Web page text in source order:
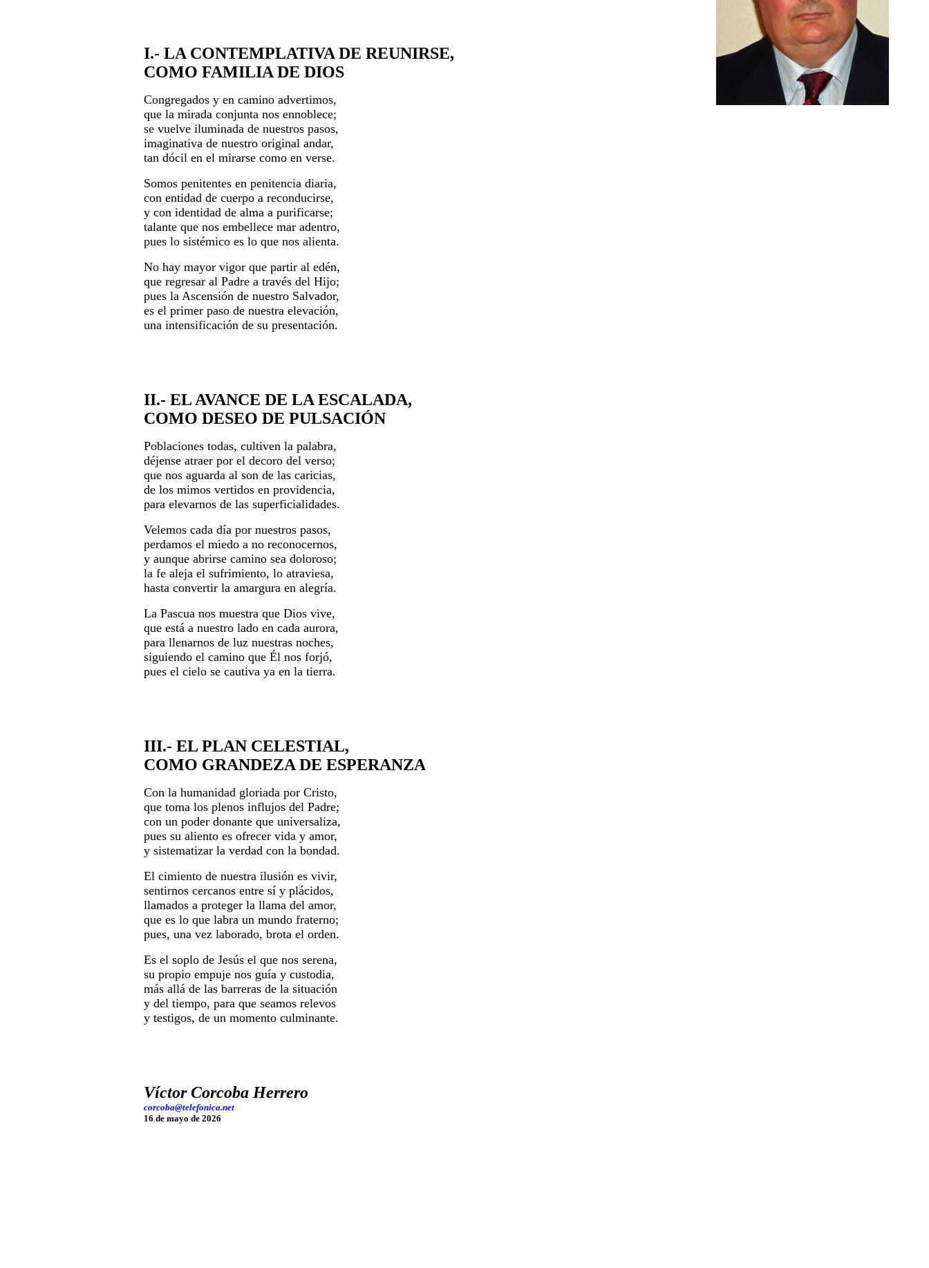
I.- LA CONTEMPLATIVA DE REUNIRSE,
COMO FAMILIA DE DIOS
Congregados y en camino advertimos,
que la mirada conjunta nos ennoblece;
se vuelve iluminada de nuestros pasos,
imaginativa de nuestro original andar,
tan dócil en el mirarse como en verse.
Somos penitentes en penitencia diaria,
con entidad de cuerpo a reconducirse,
y con identidad de alma a purificarse;
talante que nos embellece mar adentro,
pues lo sistémico es lo que nos alienta.
No hay mayor vigor que partir al edén,
que regresar al Padre a través del Hijo;
pues la Ascensión de nuestro Salvador,
es el primer paso de nuestra elevación,
una intensificación de su presentación.
II.- EL AVANCE DE LA ESCALADA,
COMO DESEO DE PULSACIÓN
Poblaciones todas, cultiven la palabra,
déjense atraer por el decoro del verso;
que nos aguarda al son de las caricias,
de los mimos vertidos en providencia,
para elevarnos de las superficialidades.
Velemos cada día por nuestros pasos,
perdamos el miedo a no reconocernos,
y aunque abrirse camino sea doloroso;
la fe aleja el sufrimiento, lo atraviesa,
hasta convertir la amargura en alegría.
La Pascua nos muestra que Dios vive,
que está a nuestro lado en cada aurora,
para llenarnos de luz nuestras noches,
siguiendo el camino que Él nos forjó,
pues el cielo se cautiva ya en la tierra.
III.- EL PLAN CELESTIAL,
COMO GRANDEZA DE ESPERANZA
Con la humanidad gloriada por Cristo,
que toma los plenos influjos del Padre;
con un poder donante que universaliza,
pues su aliento es ofrecer vida y amor,
y sistematizar la verdad con la bondad.
El cimiento de nuestra ilusión es vivir,
sentirnos cercanos entre sí y plácidos,
llamados a proteger la llama del amor,
que es lo que labra un mundo fraterno;
pues, una vez laborado, brota el orden.
Es el soplo de Jesús el que nos serena,
su propio empuje nos guía y custodia,
más allá de las barreras de la situación
y del tiempo, para que seamos relevos
y testigos, de un momento culminante.
Víctor Corcoba Herrero
corcoba@telefonica.net
16 de mayo de 2026